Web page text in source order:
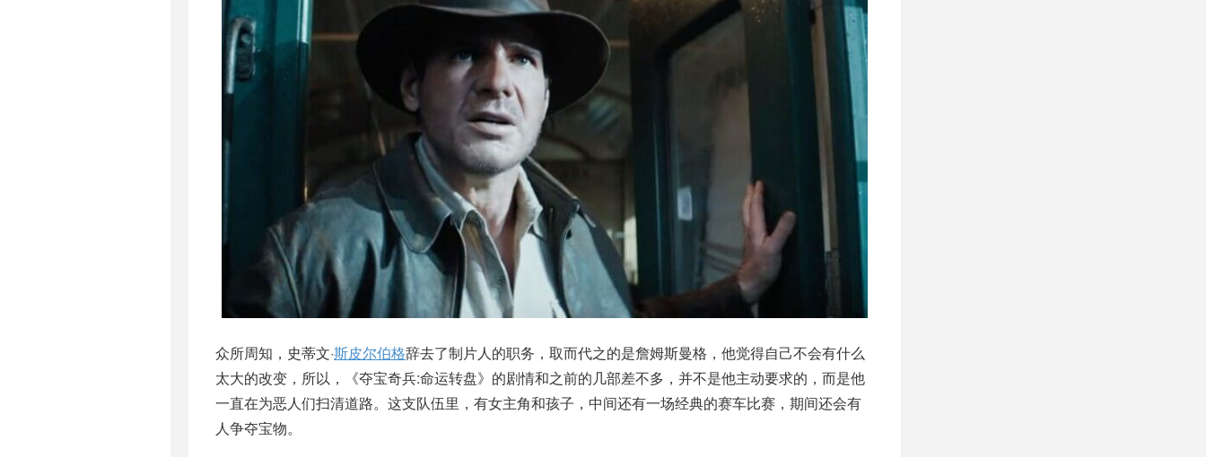
众所周知，史蒂文·斯皮尔伯格辞去了制片人的职务，取而代之的是詹姆斯曼格，他觉得自己不会有什么
太大的改变，所以，《夺宝奇兵:命运转盘》的剧情和之前的几部差不多，并不是他主动要求的，而是他
一直在为恶人们扫清道路。这支队伍里，有女主角和孩子，中间还有一场经典的赛车比赛，期间还会有
人争夺宝物。